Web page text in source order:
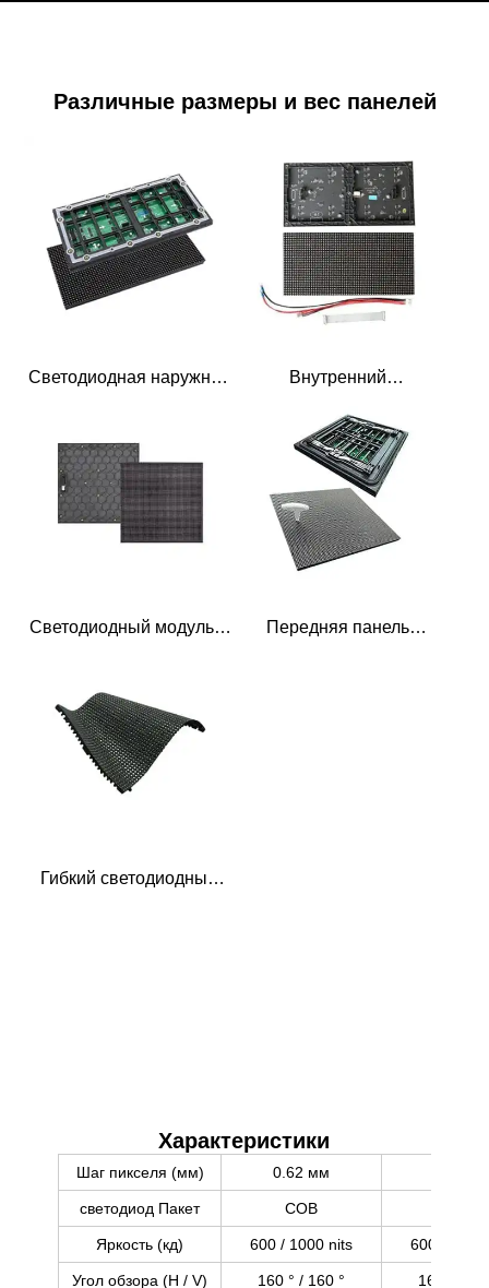
Различные размеры и вес панелей
Светодиодная наружная
Внутренний
дисплейный модуль 0.25
кг
Светодиодный модуль в
Передняя панель
Гибкий светодиодный
Характеристики
Шаг пикселя (мм) 0.62 мм
светодиод Пакет COB
Яркость (кд) 600 / 1000 nits 600 / 1000
Угол обзора (H / V) 160 ° / 160 ° 160 ° /